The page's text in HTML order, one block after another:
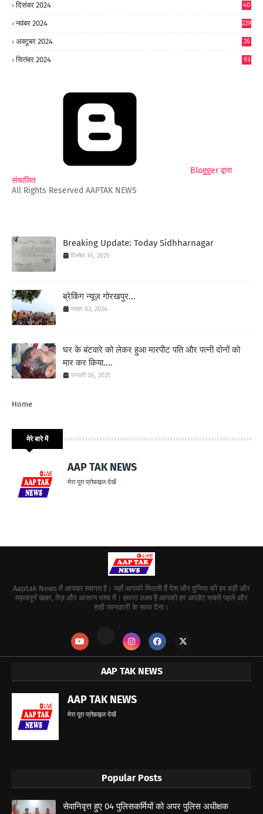
दिसंबर 2024
40
नवंबर 2024 229
अक्टूबर 2024
26
सितंबर 2024 93
Blogger द्वारा
संचालित
All Rights Reserved AAPTAK NEWS
Breaking Update: Today Sidhharnagar
दिसंबर 16, 2025
ब्रेकिंग न्यूज़ गोरखपुर...
नवंबर 03, 2024
घर के बंटवारे को लेकर हुआ मारपीट पति और पत्नी दोनों को
मार कर किया....
जनवरी 06, 2025
Home
मेरे बारे में
AAP TAK NEWS
मेरा पूरा प्रोफ़ाइल देखें
Aaptak News में आपका स्वागत है। यहाँ आपको मिलती हैं देश और दुनिया की हर बड़ी और
महत्वपूर्ण खबर, तेज़ और आसान भाषा में। हमारा लक्ष्य है आपको हर अपडेट सबसे पहले और
सही जानकारी के साथ देना।
AAP TAK NEWS
AAP TAK NEWS
मेरा पूरा प्रोफ़ाइल देखें
Popular Posts
सेवानिवृत्त हुए 04 पुलिसकर्मियों को अपर पुलिस अधीक्षक